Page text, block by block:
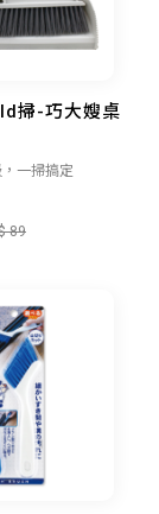
掃-巧大嫂桌
一掃搞定
89